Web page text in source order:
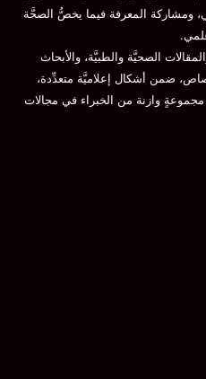
ومشاركة المعرفة فيما يخصُّ الصحَّة
الصحيَّة والطبيَّة، والأبحاث
ضمن أشكال إعلاميَّة متعدِّدة،
مجموعةٍ وازنة من الخبراء في مجالات